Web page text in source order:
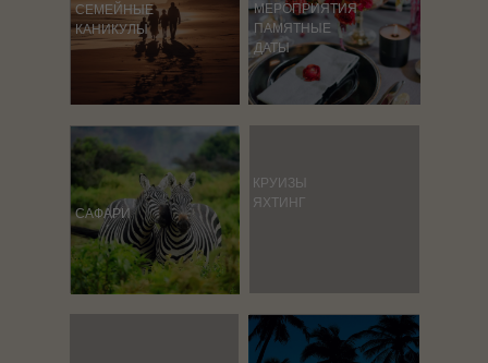
МЕРОПРИЯТИЯ
ПАМЯТНЫЕ
ДАТЫ
САФАРИ
СЕМЕЙНЫЕ
КАНИКУЛЫ
КРУИЗЫ
ЯХТИНГ